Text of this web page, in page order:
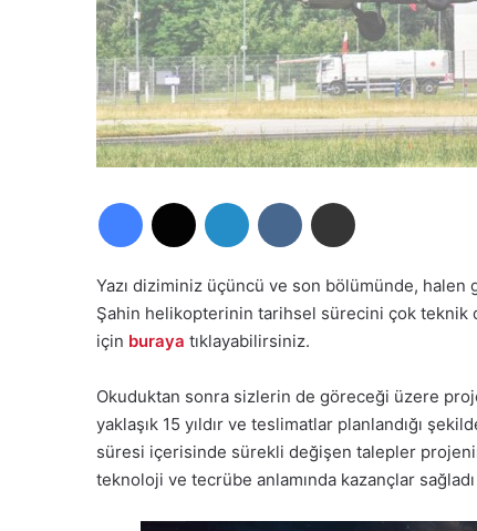
Yazı diziminiz üçüncü ve son bölümünde,
Şahin helikopterinin tarihsel sürecini çok teknik
için buraya tıklayabilirsiniz.
Okuduktan sonra sizlerin de göreceği üzere
yaklaşık 15 yıldır ve teslimatlar planlandığı
süresi içerisinde sürekli değişen talepler
teknoloji ve tecrübe anlamında kazançlar